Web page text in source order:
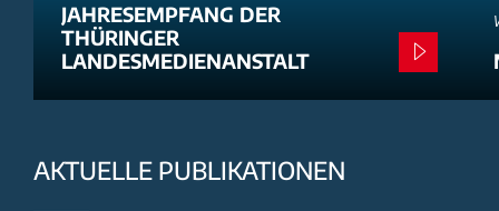
JAHRESEMPFANG DER
THÜRINGER
LANDESMEDIENANSTALT
AKTUELLE PUBLIKATIONEN